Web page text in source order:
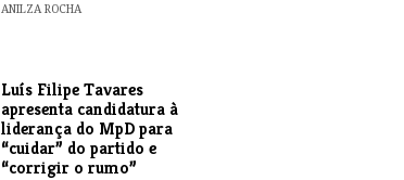
ANILZA ROCHA
Luís Filipe Tavares
apresenta candidatura à
liderança do MpD para
“cuidar” do partido e
“corrigir o rumo”